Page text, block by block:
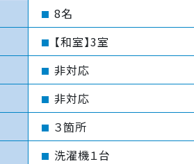
8名
【和室】3室
非対応
非対応
３箇所
洗濯機１台